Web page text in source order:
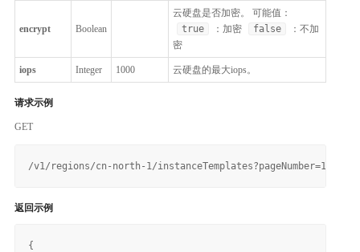
encrypt Boolean
云硬盘是否加密。 可能值：
true
：加密 false
：不加
密
iops Integer 1000 云硬盘的最大iops。
请求示例
GET
返回示例
{